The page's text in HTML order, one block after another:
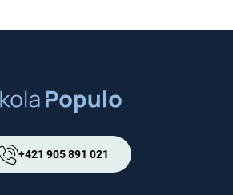
+421 905 891 021